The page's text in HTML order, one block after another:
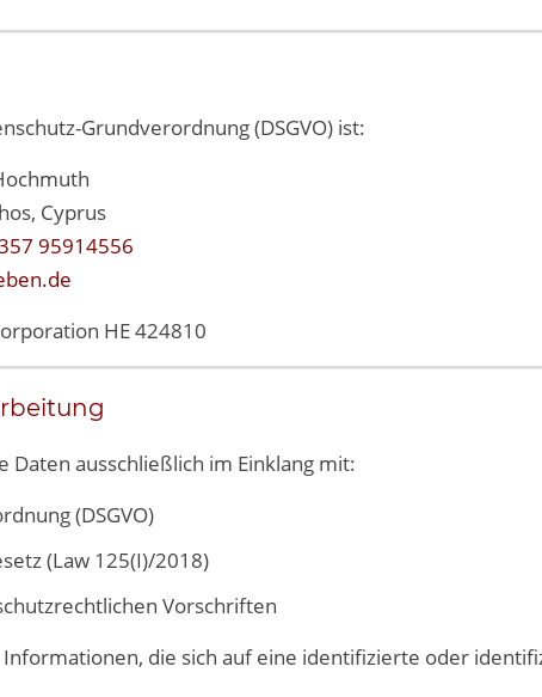
Grundverordnung (DSGVO) ist:
Cyprus
95914556
HE 424810
ausschließlich im Einklang mit:
(DSGVO)
(Law 125(I)/2018)
Vorschriften
die sich auf eine identifizierte oder